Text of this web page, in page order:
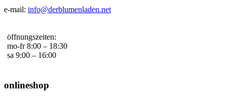
e-mail: info@derblumenladen.net
öffnungszeiten:
mo-fr 8:00 – 18:30
sa 9:00 – 16:00
onlineshop